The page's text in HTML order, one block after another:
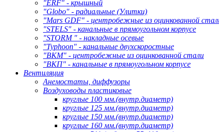
"ERF" - крышный
"Globo" - радиальные (Улитки)
"Mars GDF" - центробежные из оцинкованной
"STELS" - канальные в прямоугольном корпусе
"STORM " - накладные осевые
"Typhoon" - канальные двухскоростные
"ВКМ" - центробежные из оцинкованной стали
"ВКП" - канальные в прямоугольном корпусе
Вентиляция
Анемостаты, диффузоры
Воздуховоды пластиковые
круглые 100 мм.(внутр.диаметр)
круглые 125 мм.(внутр.диаметр)
круглые 150 мм.(внутр.диаметр)
круглые 160 мм.(внутр.диаметр)